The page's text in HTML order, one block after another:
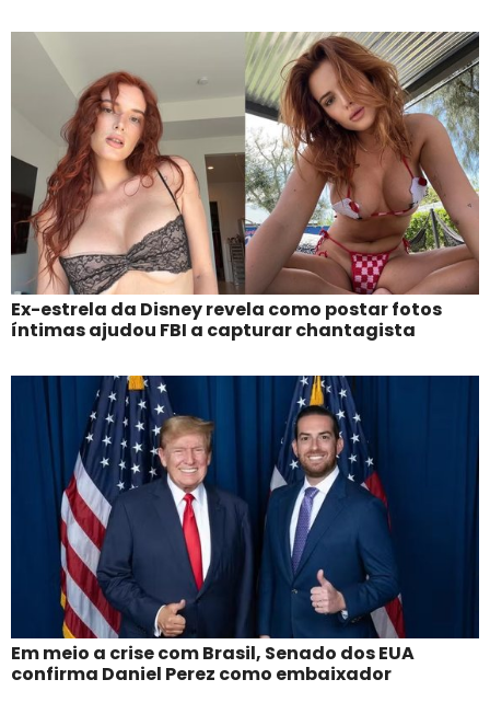
Ex-estrela da Disney revela como postar fotos
íntimas ajudou FBI a capturar chantagista
Em meio a crise com Brasil, Senado dos EUA
confirma Daniel Perez como embaixador